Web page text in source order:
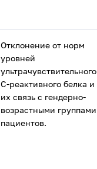
Отклонение от норм
уровней
ультрачувствительного
С-реактивного белка и
их связь с гендерно-
возрастными группами
пациентов.